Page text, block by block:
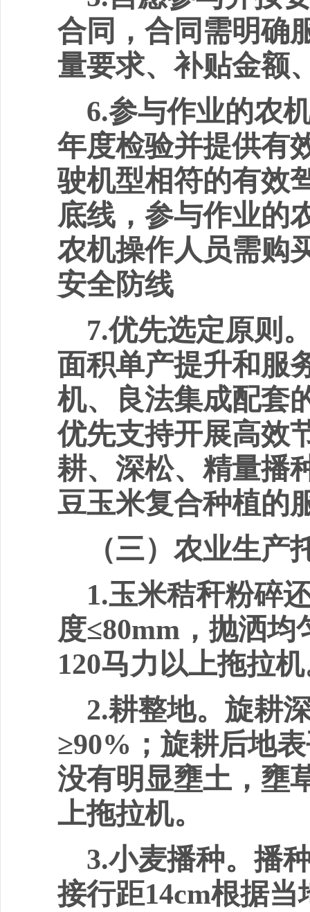
合同，合同需明确
量要求、补贴金额
6.参与作业的农
年度检验并提供有
驶机型相符的有效
底线，参与作业的
农机操作人员需购
安全防线
7.优先选定原则
面积单产提升和服
机、良法集成配套
优先支持开展高效
耕、深松、 精量播
豆玉米复合种植的
（三）农业生产
1.玉米秸秆粉碎
度≤80mm ，抛洒
120马力以上拖拉
2.耕整地。旋耕
≥90% ；旋耕后地
没有明显壅土，壅
上拖拉机。
3.小麦播种。播
接行距14cm根据当